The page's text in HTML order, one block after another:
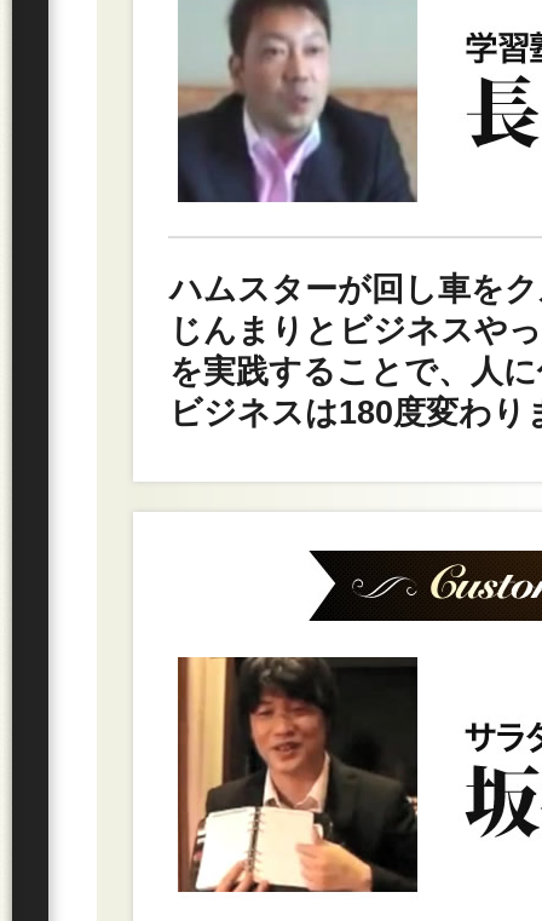
ハムスターが回し車を
じんまりとビジネスや
を実践することで、人
ビジネスは180度変わり